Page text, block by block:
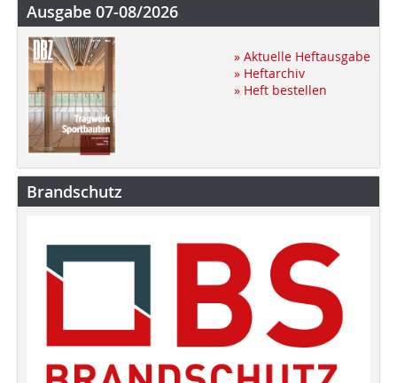
Ausgabe 07-08/2026
» Aktuelle Heftausgabe
» Heftarchiv
» Heft bestellen
Brandschutz